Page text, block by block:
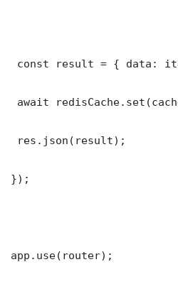
const result = { data:
await
res.json(result);
});
app.use(router);